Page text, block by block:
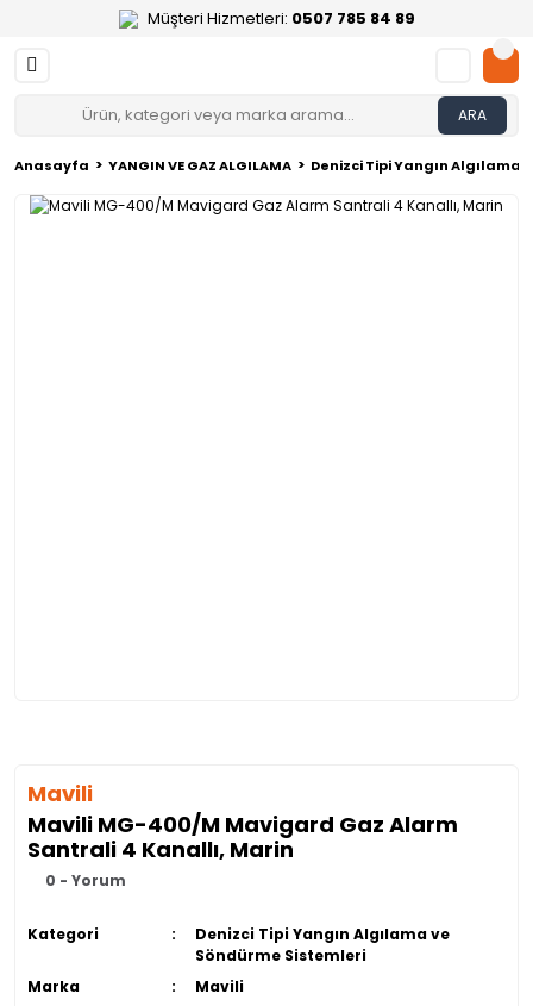
Müşteri Hizmetleri: 0507 785 84 89
ARA
Anasayfa YANGIN VE GAZ ALGILAMA Denizci Tipi Yangın Algılama
Mavili
Mavili MG-400/M Mavigard Gaz Alarm
Santrali 4 Kanallı, Marin
0 - Yorum
Kategori
Denizci Tipi Yangın Algılama ve
Söndürme Sistemleri
Marka
Mavili